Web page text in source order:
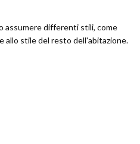
assumere differenti stili, come
allo stile del resto dell'abitazione.